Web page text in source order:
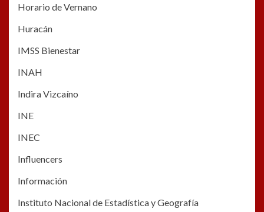
Horario de Vernano
Huracán
IMSS Bienestar
INAH
Indira Vizcaíno
INE
INEC
Influencers
Información
Instituto Nacional de Estadística y Geografía